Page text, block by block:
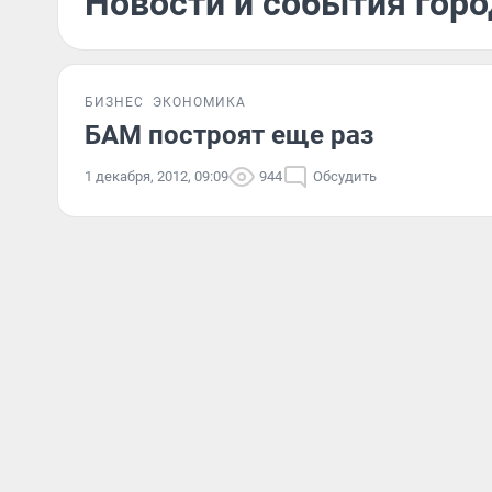
БИЗНЕС ЭКОНОМИКА
БАМ построят еще раз
1 декабря, 2012, 09:09 944 Обсудить